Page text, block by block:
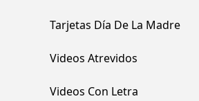
Tarjetas Día De La Madre
Videos Atrevidos
Videos Con Letra